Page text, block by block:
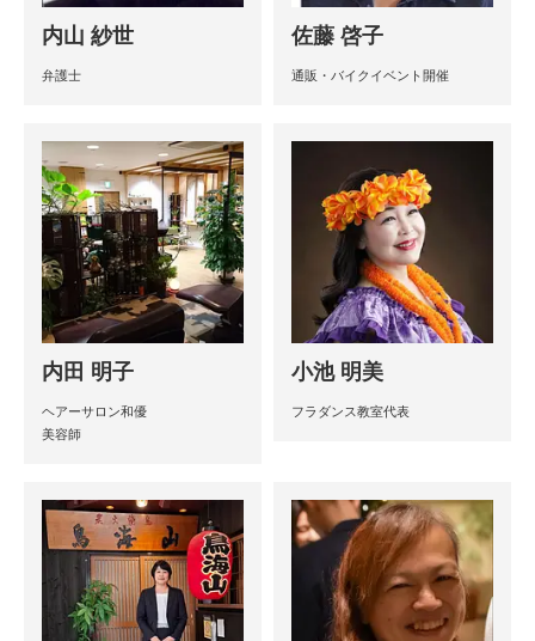
内山 紗世
弁護士
佐藤 啓子
通販・バイクイベント開催
内田 明子
ヘアーサロン和優
美容師
小池 明美
フラダンス教室代表